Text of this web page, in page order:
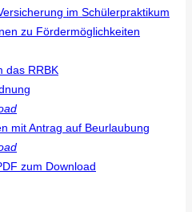
im Schülerpraktikum
zu Fördermöglichkeiten
das RRBK
mit Antrag auf Beurlaubung
zum Download